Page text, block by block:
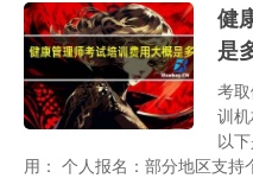
健
是
考
训
以
用： 个人报名：部分地区支持